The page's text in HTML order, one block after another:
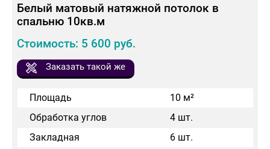
Белый матовый натяжной потолок в
спальню 10кв.м
Стоимость: 5 600 руб.
Заказать такой же
Площадь
10 м²
Обработка углов
4 шт.
Закладная
6 шт.